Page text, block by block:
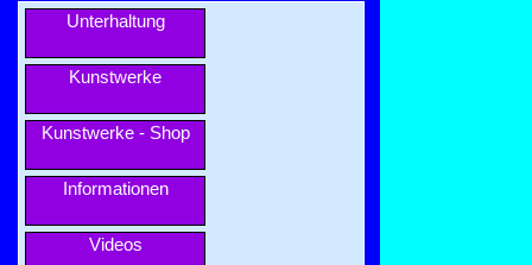
Unterhaltung
Kunstwerke
Kunstwerke - Shop
Informationen
Videos